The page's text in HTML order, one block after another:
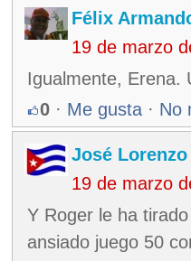
Félix
19 de marzo
Igualmente, Erena.
0 · Me gusta · No
José
19 de marzo
Y Roger le ha
ansiado juego 50